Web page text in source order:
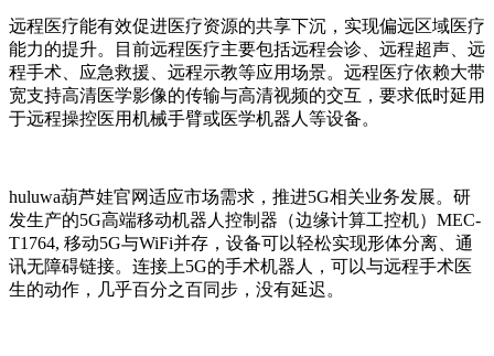
远程医疗能有效促进医疗资源的共享下沉，实现偏远区域医疗
能力的提升。目前远程医疗主要包括远程会诊、远程超声、远
程手术、应急救援、远程示教等应用场景。远程医疗依赖大带
宽支持高清医学影像的传输与高清视频的交互，要求低时延用
于远程操控医用机械手臂或医学机器人等设备。
huluwa葫芦娃官网适应市场需求，推进5G相关业务发展。 研
发生产的5G高端移动机器人控制器（边缘计算工控机） MEC-
T1764, 移动5G与WiFi并存，设备可以轻松实现形体分离、通
讯无障碍链接。连接上5G的手术机器人，可以与远程手术医
生的动作，几乎百分之百同步，没有延迟。